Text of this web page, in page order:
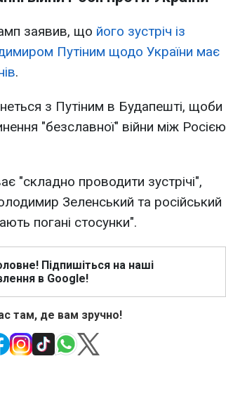
заявив, що його зустріч із
Путіним щодо України має
.
з Путіним в Будапешті, щоби
"безславної" війни між Росією
"складно проводити зустрічі",
Зеленський та російський
погані стосунки".
Підпишіться на наші
в Google!
там, де вам зручно!